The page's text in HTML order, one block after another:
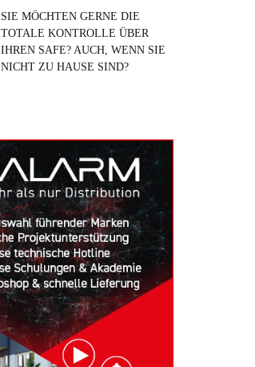
SIE MÖCHTEN GERNE DIE
TOTALE KONTROLLE ÜBER
IHREN SAFE? AUCH, WENN SIE
NICHT ZU HAUSE SIND?